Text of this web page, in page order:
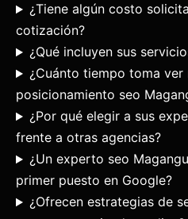
¿Tiene algún costo
cotización?
¿Qué incluyen sus
¿Cuánto tiempo toma ver
posicionamiento seo
¿Por qué elegir a sus
frente a otras agencias?
¿Un experto seo
primer puesto en Google?
¿Ofrecen estrategias de